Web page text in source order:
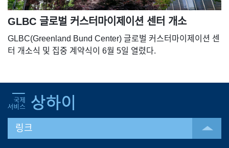
GLBC 글로벌 커스터마이제이션 센터 개소
GLBC(Greenland Bund Center) 글로벌 커스터마이제이션 센
터 개소식 및 집중 계약식이 6월 5일 열렸다.
링크